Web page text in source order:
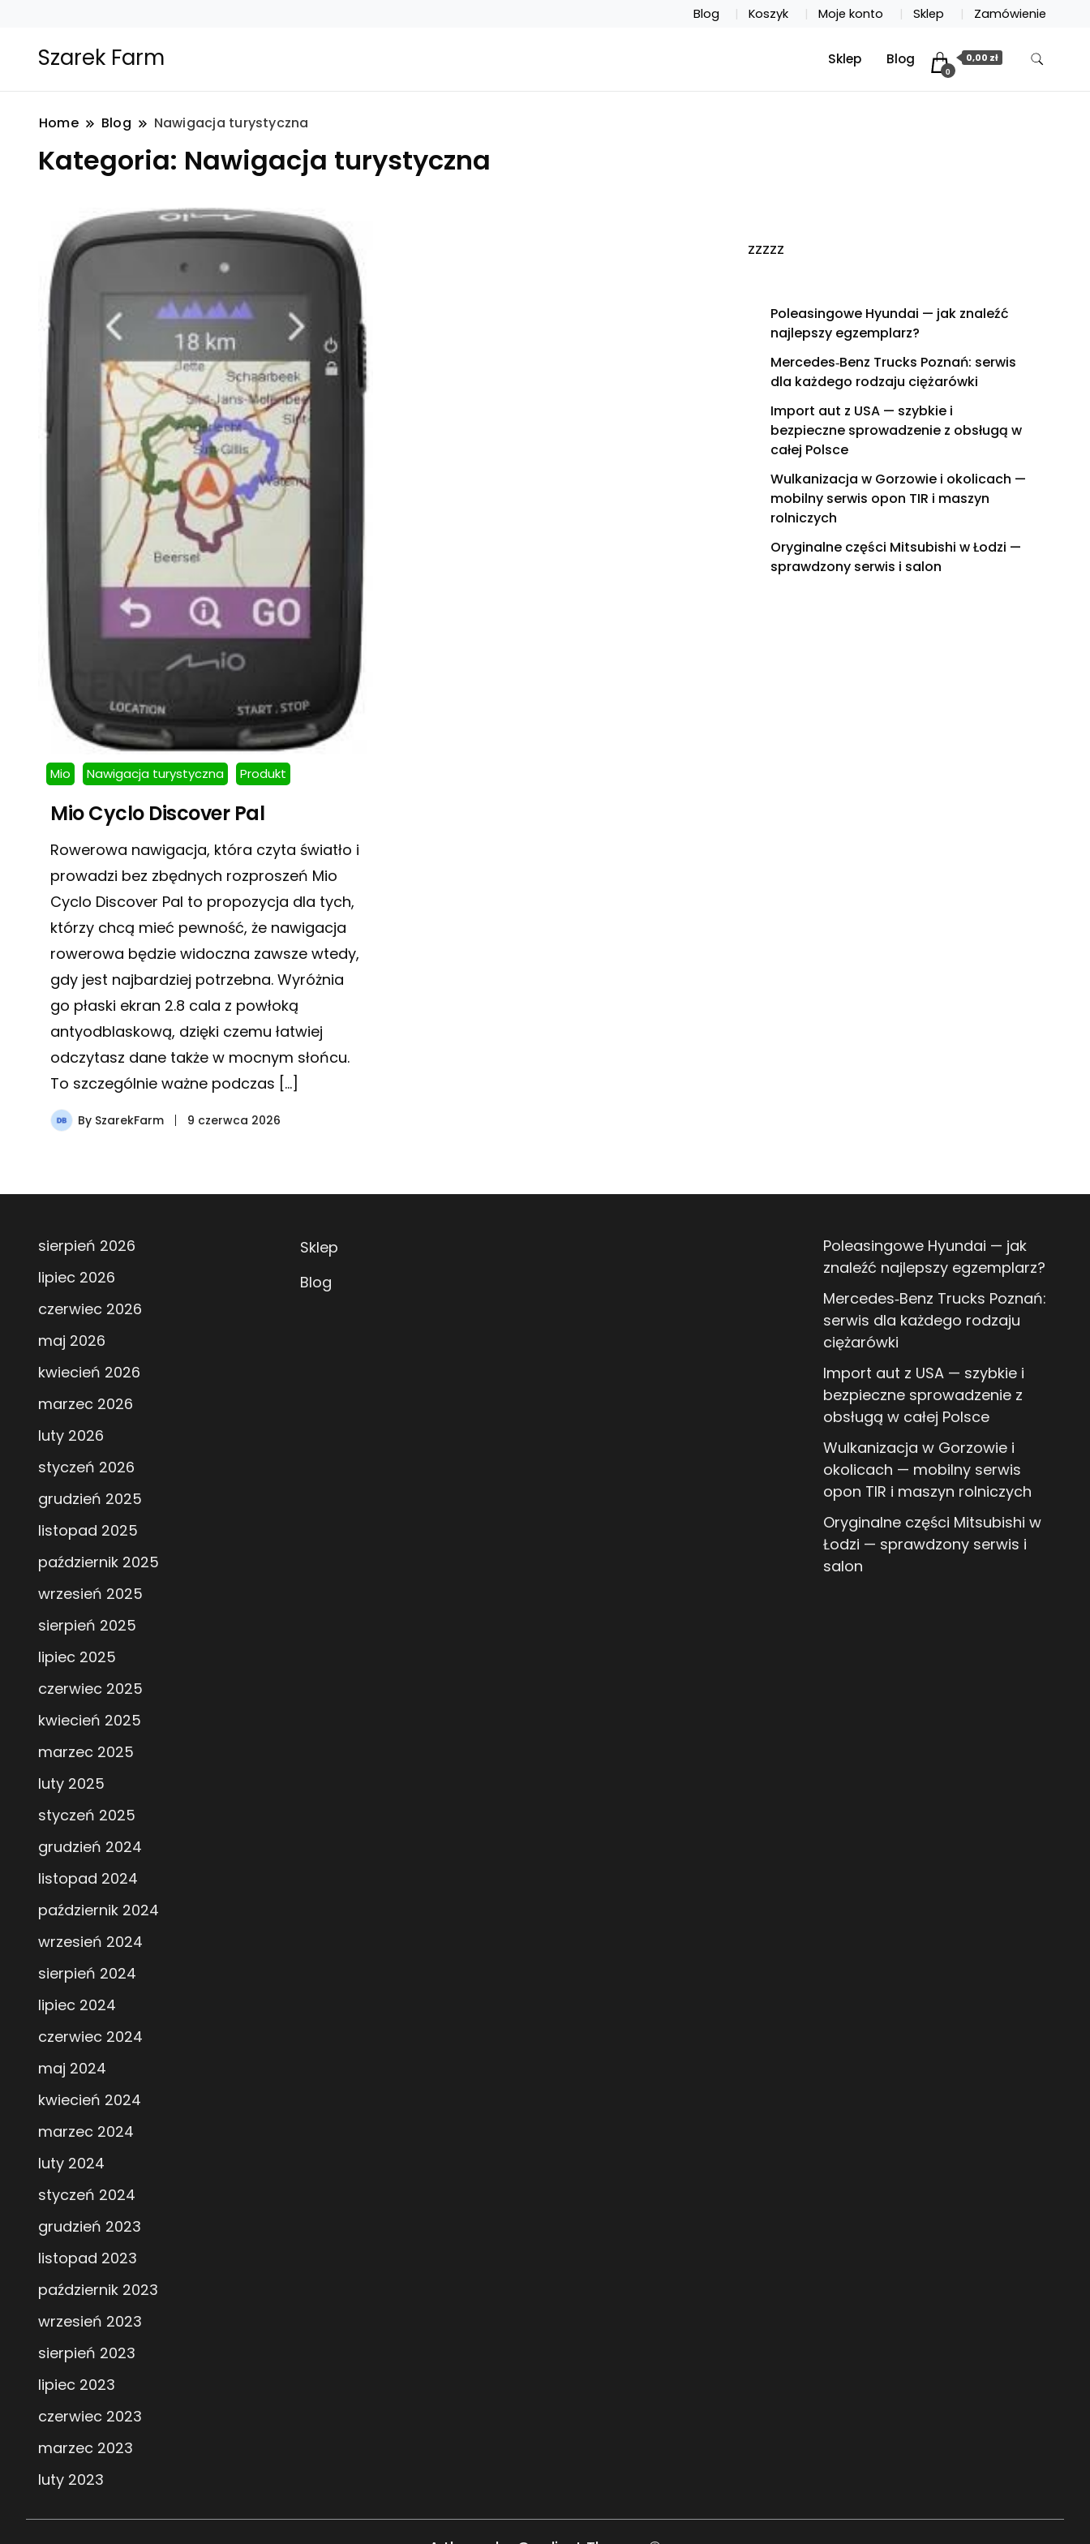
Blog Koszyk Moje konto Sklep Zamówienie
Szarek Farm Sklep Blog
0
0,00 zł
Home Blog Nawigacja turystyczna
Kategoria: Nawigacja turystyczna
Mio Nawigacja turystyczna Produkt
Mio Cyclo Discover Pal
Rowerowa nawigacja, która czyta światło i
prowadzi bez zbędnych rozproszeń Mio
Cyclo Discover Pal to propozycja dla tych,
którzy chcą mieć pewność, że nawigacja
rowerowa będzie widoczna zawsze wtedy,
gdy jest najbardziej potrzebna. Wyróżnia
go płaski ekran 2.8 cala z powłoką
antyodblaskową, dzięki czemu łatwiej
odczytasz dane także w mocnym słońcu.
To szczególnie ważne podczas […]
By SzarekFarm 9 czerwca 2026
zzzzz
Poleasingowe Hyundai — jak znaleźć
najlepszy egzemplarz?
Mercedes‑Benz Trucks Poznań: serwis
dla każdego rodzaju ciężarówki
Import aut z USA — szybkie i
bezpieczne sprowadzenie z obsługą w
całej Polsce
Wulkanizacja w Gorzowie i okolicach —
mobilny serwis opon TIR i maszyn
rolniczych
Oryginalne części Mitsubishi w Łodzi —
sprawdzony serwis i salon
sierpień 2026
lipiec 2026
czerwiec 2026
maj 2026
kwiecień 2026
marzec 2026
luty 2026
styczeń 2026
grudzień 2025
listopad 2025
październik 2025
wrzesień 2025
sierpień 2025
lipiec 2025
czerwiec 2025
kwiecień 2025
marzec 2025
luty 2025
styczeń 2025
grudzień 2024
listopad 2024
październik 2024
wrzesień 2024
sierpień 2024
lipiec 2024
czerwiec 2024
maj 2024
kwiecień 2024
marzec 2024
luty 2024
styczeń 2024
grudzień 2023
listopad 2023
październik 2023
wrzesień 2023
sierpień 2023
lipiec 2023
czerwiec 2023
marzec 2023
luty 2023
Sklep
Blog
Poleasingowe Hyundai — jak
znaleźć najlepszy egzemplarz?
Mercedes‑Benz Trucks Poznań:
serwis dla każdego rodzaju
ciężarówki
Import aut z USA — szybkie i
bezpieczne sprowadzenie z
obsługą w całej Polsce
Wulkanizacja w Gorzowie i
okolicach — mobilny serwis
opon TIR i maszyn rolniczych
Oryginalne części Mitsubishi w
Łodzi — sprawdzony serwis i
salon